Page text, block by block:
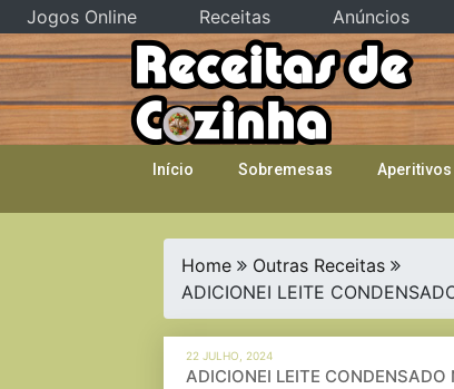
Skip
to
content
Início Sobremesas Aperitivos
Home
Outras Receitas
ADICIONEI LEITE
22 JULHO, 2024
ADICIONEI LEITE
Jogos Online Receitas Anúncios